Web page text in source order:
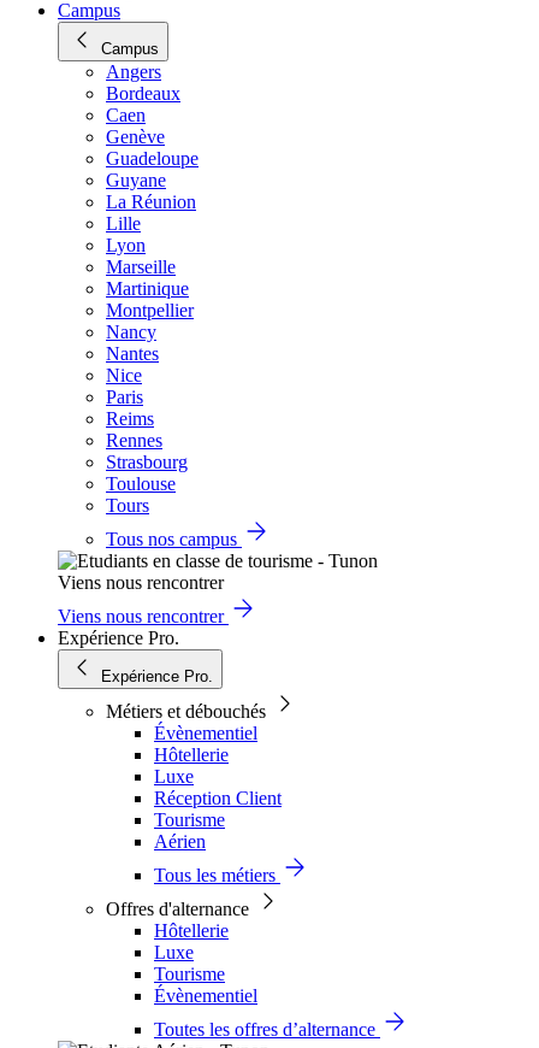
Campus
Campus
Angers
Bordeaux
Caen
Genève
Guadeloupe
Guyane
La Réunion
Lille
Lyon
Marseille
Martinique
Montpellier
Nancy
Nantes
Nice
Paris
Reims
Rennes
Strasbourg
Toulouse
Tours
Tous nos campus
Viens nous rencontrer
Viens nous rencontrer
Expérience Pro.
Expérience Pro.
Métiers et débouchés
Évènementiel
Hôtellerie
Luxe
Réception Client
Tourisme
Aérien
Tous les métiers
Offres d'alternance
Hôtellerie
Luxe
Tourisme
Évènementiel
Toutes les offres d’alternance